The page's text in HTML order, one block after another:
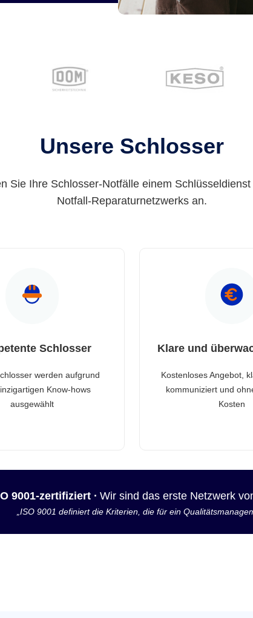
Unsere Schlosser
Sie Ihre Schlosser-Notfälle einem
Notfall-Reparaturnetzwerks an.
Schlosser
werden aufgrund
Know-hows
ausgewählt
Klare und
Kostenloses Angebot,
kommuniziert und
Kosten
9001-zertifiziert · Wir sind das erste Netzwerk
„ISO 9001 definiert die Kriterien, die für ein